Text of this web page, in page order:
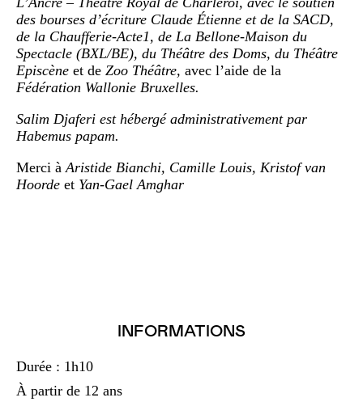
des bourses d’écriture Claude Étienne et de la SACD,
de la Chaufferie-Acte1, de La Bellone-Maison du
Spectacle (BXL/BE), du Théâtre des Doms, du Théâtre
Episcène et de Zoo Théâtre, avec l’aide de la
Fédération Wallonie Bruxelles.
Salim Djaferi est hébergé administrativement par
Habemus papam.
Merci à Aristide Bianchi, Camille Louis, Kristof van
Hoorde et Yan-Gael Amghar
INFORMATIONS
Durée : 1h10
À partir de 12 ans